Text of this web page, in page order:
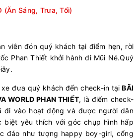
(Ăn Sáng, Trưa, Tối)
viên đón quý khách tại điểm hẹn, rời
Phan Thiết khởi hành đi Mũi Né.Quý
đưa quý khách đến check-in tại BÃI
WORLD PHAN THIẾT, là điểm check-
đi vào hoạt động và được người dân
biệt yêu thích với góc chụp hình hấp
đáo như tượng happy boy-girl, cổng